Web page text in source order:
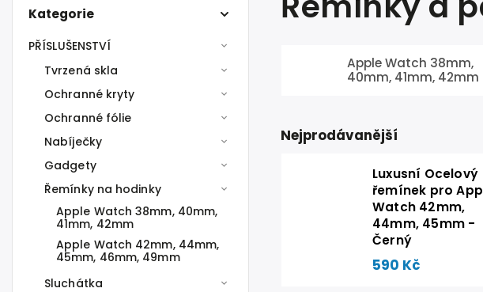
Kategorie
PŘÍSLUŠENSTVÍ
Tvrzená skla
Ochranné kryty
Ochranné fólie
Nabíječky
Gadgety
Řemínky na hodinky
Apple Watch 38mm, 40mm,
41mm, 42mm
Apple Watch 42mm, 44mm,
45mm, 46mm, 49mm
Sluchátka
Apple Watch 38mm,
40mm, 41mm, 42mm
Nejprodávanější
Luxusní Ocelový
řemínek pro
Watch 42mm,
44mm, 45mm -
Černý
590 Kč